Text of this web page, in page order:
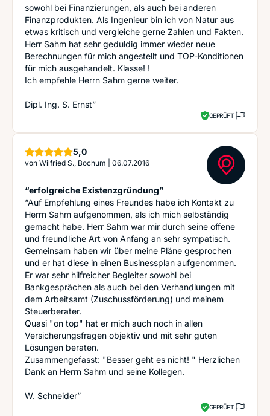
sowohl bei Finanzierungen, als auch bei anderen
Finanzprodukten. Als Ingenieur bin ich von Natur aus
etwas kritisch und vergleiche gerne Zahlen und Fakten.
Herr Sahm hat sehr geduldig immer wieder neue
Berechnungen für mich angestellt und TOP-Konditionen
für mich ausgehandelt. Klasse! !
Ich empfehle Herrn Sahm gerne weiter.
Dipl. Ing. S. Ernst”
GEPRÜFT
5,0Sterne
von Wilfried S., Bochum 06.07.2016
“erfolgreiche Existenzgründung”
“Auf Empfehlung eines Freundes habe ich Kontakt zu
Herrn Sahm aufgenommen, als ich mich selbständig
gemacht habe. Herr Sahm war mir durch seine offene
und freundliche Art von Anfang an sehr sympatisch.
Gemeinsam haben wir über meine Pläne gesprochen
und er hat diese in einen Businessplan aufgenommen.
Er war sehr hilfreicher Begleiter sowohl bei
Bankgesprächen als auch bei den Verhandlungen mit
dem Arbeitsamt (Zuschussförderung) und meinem
Steuerberater.
Quasi "on top" hat er mich auch noch in allen
Versicherungsfragen objektiv und mit sehr guten
Lösungen beraten.
Zusammengefasst: "Besser geht es nicht! " Herzlichen
Dank an Herrn Sahm und seine Kollegen.
W. Schneider”
GEPRÜFT